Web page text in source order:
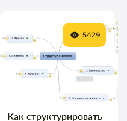
Как структурировать
5429